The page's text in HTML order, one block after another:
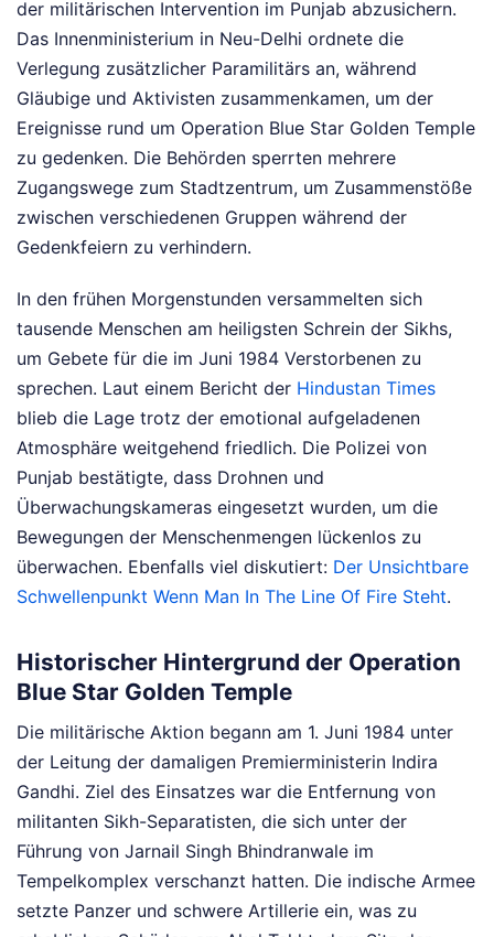
der militärischen Intervention im Punjab abzusichern.
Das Innenministerium in Neu-Delhi ordnete die
Verlegung zusätzlicher Paramilitärs an, während
Gläubige und Aktivisten zusammenkamen, um der
Ereignisse rund um Operation Blue Star Golden Temple
zu gedenken. Die Behörden sperrten mehrere
Zugangswege zum Stadtzentrum, um Zusammenstöße
zwischen verschiedenen Gruppen während der
Gedenkfeiern zu verhindern.
In den frühen Morgenstunden versammelten sich
tausende Menschen am heiligsten Schrein der Sikhs,
um Gebete für die im Juni 1984 Verstorbenen zu
sprechen. Laut einem Bericht der Hindustan Times
blieb die Lage trotz der emotional aufgeladenen
Atmosphäre weitgehend friedlich. Die Polizei von
Punjab bestätigte, dass Drohnen und
Überwachungskameras eingesetzt wurden, um die
Bewegungen der Menschenmengen lückenlos zu
überwachen. Ebenfalls viel diskutiert: Der Unsichtbare
Schwellenpunkt Wenn Man In The Line Of Fire Steht.
Historischer Hintergrund der Operation
Blue Star Golden Temple
Die militärische Aktion begann am 1. Juni 1984 unter
der Leitung der damaligen Premierministerin Indira
Gandhi. Ziel des Einsatzes war die Entfernung von
militanten Sikh-Separatisten, die sich unter der
Führung von Jarnail Singh Bhindranwale im
Tempelkomplex verschanzt hatten. Die indische Armee
setzte Panzer und schwere Artillerie ein, was zu